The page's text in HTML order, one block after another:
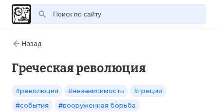
Назад
Греческая революция
#революция #независимость
#греция
#события
#вооруженная борьба